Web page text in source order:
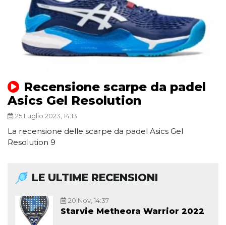
Recensione scarpe da padel
Asics Gel Resolution
25 Luglio 2023, 14:13
La recensione delle scarpe da padel Asics Gel
Resolution 9
LE ULTIME RECENSIONI
20 Nov, 14:37
Starvie Metheora Warrior 2022